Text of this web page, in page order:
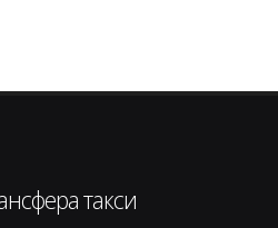
такси